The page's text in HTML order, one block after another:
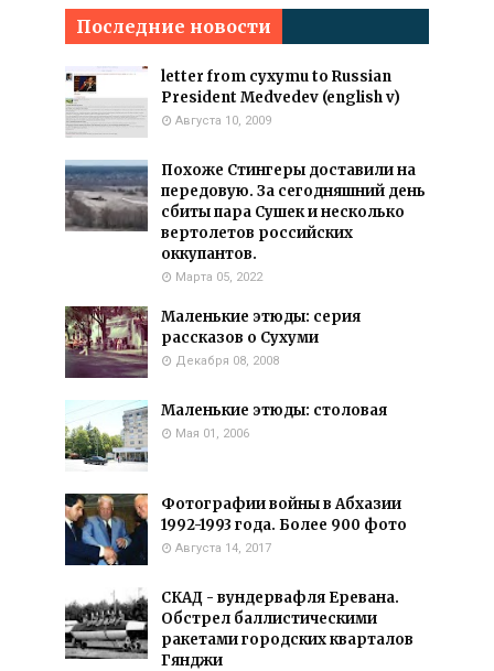
Последние новости
letter from cyxymu to Russian
President Medvedev (english v)
Августа 10, 2009
Похоже Стингеры доставили на
передовую. За сегодняшний день
сбиты пара Сушек и несколько
вертолетов российских
оккупантов.
Марта 05, 2022
Маленькие этюды: серия
рассказов о Сухуми
Декабря 08, 2008
Маленькие этюды: столовая
Мая 01, 2006
Фотографии войны в Абхазии
1992-1993 года. Более 900 фото
Августа 14, 2017
СКАД - вундервафля Еревана.
Обстрел баллистическими
ракетами городских кварталов
Гянджи